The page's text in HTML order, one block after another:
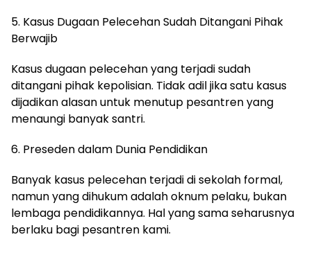
5. Kasus Dugaan Pelecehan Sudah Ditangani Pihak
Berwajib
Kasus dugaan pelecehan yang terjadi sudah
ditangani pihak kepolisian. Tidak adil jika satu kasus
dijadikan alasan untuk menutup pesantren yang
menaungi banyak santri.
6. Preseden dalam Dunia Pendidikan
Banyak kasus pelecehan terjadi di sekolah formal,
namun yang dihukum adalah oknum pelaku, bukan
lembaga pendidikannya. Hal yang sama seharusnya
berlaku bagi pesantren kami.